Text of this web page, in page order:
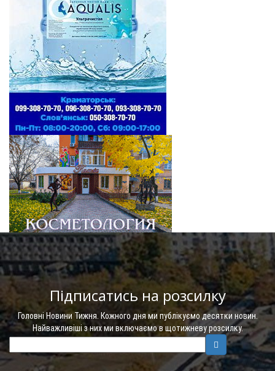
Підписатись на розсилку
Головні Новини Тижня. Кожного дня ми публікуємо десятки новин.
Найважливіші з них ми включаємо в щотижневу розсилку.